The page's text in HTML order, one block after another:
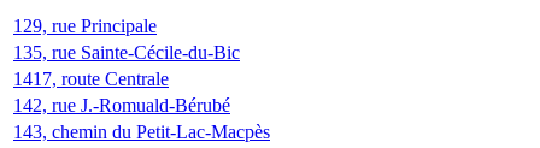
129, rue Principale
135, rue Sainte-Cécile-du-Bic
1417, route Centrale
142, rue J.-Romuald-Bérubé
143, chemin du Petit-Lac-Macpès